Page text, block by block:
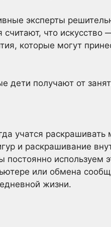
эксперты
что искусство
которые могут
дети получают от
учатся раскрашивать
и раскрашивание
используем
или обмена
жизни.